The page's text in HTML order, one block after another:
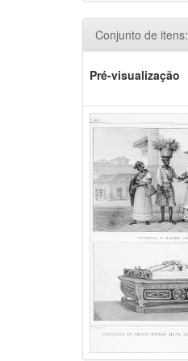
Conjunto de itens:
Pré-visualização